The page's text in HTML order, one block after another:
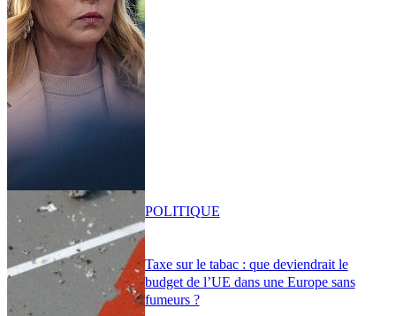
Taxe sur le tabac : que deviendrait le
budget de l’UE dans une Europe sans
fumeurs ?
POLITIQUE